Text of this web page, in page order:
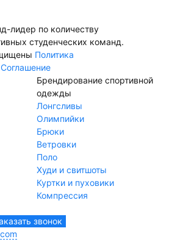
лидер по количеству
студенческих команд.
Политика
Соглашение
Брендирование спортивной
одежды
Лонгсливы
Олимпийки
Брюки
Ветровки
Поло
Худи и свитшоты
Куртки и пуховики
Компрессия
звонок